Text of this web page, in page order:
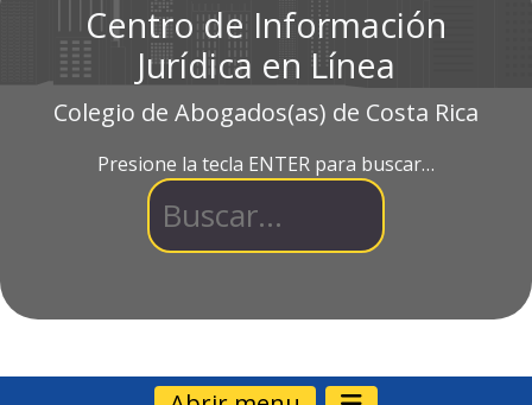
Centro de Información
Jurídica en Línea
Colegio de Abogados(as) de Costa Rica
Presione la tecla ENTER para buscar…